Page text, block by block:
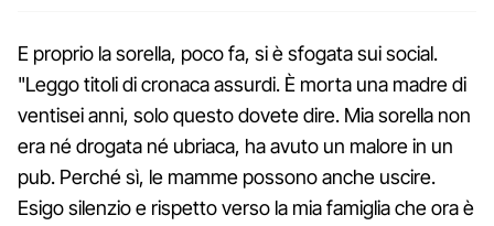
E proprio la sorella, poco fa, si è sfogata sui social.
"Leggo titoli di cronaca assurdi. È morta una madre di
ventisei anni, solo questo dovete dire. Mia sorella non
era né drogata né ubriaca, ha avuto un malore in un
pub. Perché sì, le mamme possono anche uscire.
Esigo silenzio e rispetto verso la mia famiglia che ora è